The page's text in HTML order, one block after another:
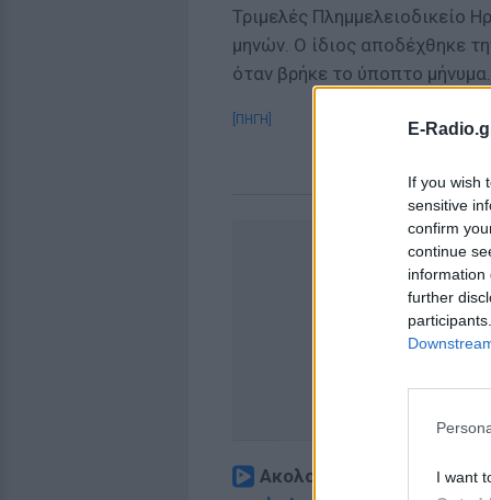
E-
If you wish
sensitive
confirm
continue
information
further
I want
Τριμελές Πλημμελειοδικείο
μηνών. Ο ίδιος αποδέχθηκε
όταν βρήκε το ύποπτο μήνυμα.
[ΠΗΓΗ]
Ακολουθήστε το E-